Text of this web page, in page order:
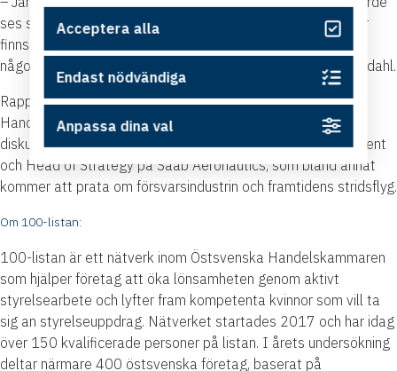
ses som en investering i konkurrenskraft och innovation. Där
finns det absolut skäl att hitta extern styrelsekompetens,
något vi kan bistå med i och med 100-listan avslutar Söderdahl.
Rapporten släpps på onsdag hos Östsvenska
Handelskammaren i Linköping. Presentationen följs av
diskussioner och ett föredrag av Peter Engberg, vice president
och Head of Strategy på Saab Aeronautics, som bland annat
kommer att prata om försvarsindustrin och framtidens stridsflyg.
Om 100-listan:
100-listan är ett nätverk inom Östsvenska Handelskammaren
som hjälper företag att öka lönsamheten genom aktivt
styrelsearbete och lyfter fram kompetenta kvinnor som vill ta
sig an styrelseuppdrag. Nätverket startades 2017 och har idag
över 150 kvalificerade personer på listan. I årets undersökning
deltar närmare 400 östsvenska företag, baserat på
Acceptera alla
Endast nödvändiga
Anpassa dina val